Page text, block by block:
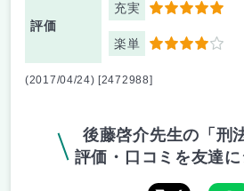
評価
充実 5
楽単 4
(2017/04/24) [2472988]
後藤啓介先生の「刑
評価・口コミを友達